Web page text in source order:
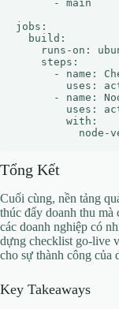
      - main
jobs:
  build:
runs-on:
    steps:
- name:
uses:
- name:
uses:
        with:
Tổng Kết
Cuối cùng, nền tảng
thúc đẩy doanh thu
các doanh nghiệp có
dựng checklist go-live
cho sự thành công của
Key Takeaways